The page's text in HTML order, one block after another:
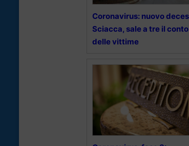
Coronavirus: nuovo
Sciacca, sale a tre il conto
delle vittime